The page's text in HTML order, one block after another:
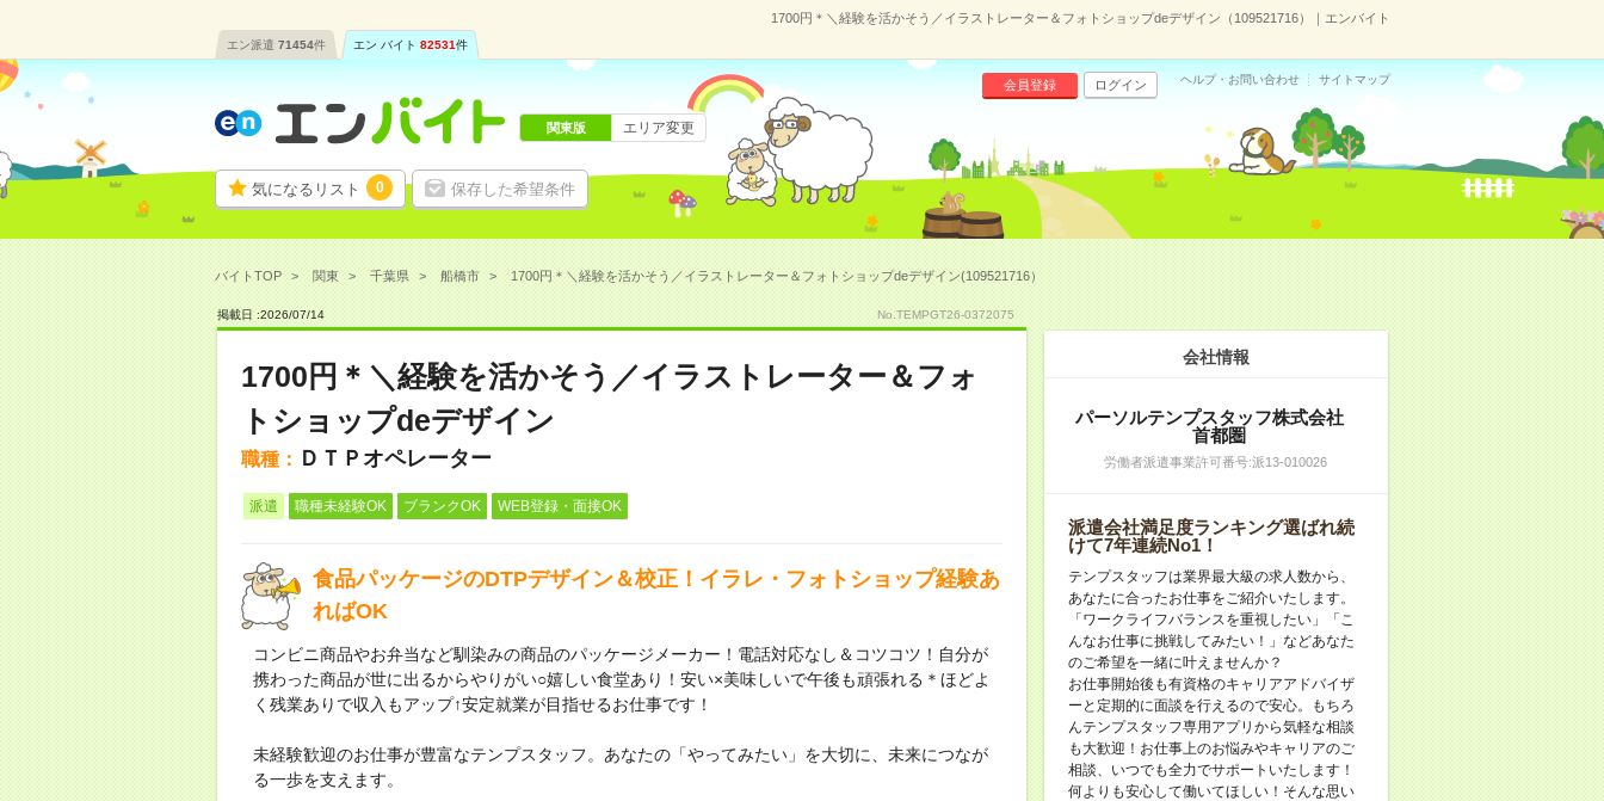
1700円＊＼経験を活かそう／イラストレーター＆フォトショップdeデザイン（109521716）｜エンバイト
エン派遣 71454件 エン バイト 82531件
気になるリスト 0 保存した希望条件
会員登録 ログイン ヘルプ・お問い合わせ サイトマップ
関東版 エリア変更
バイトTOP 関東 千葉県 船橋市 1700円＊＼経験を活かそう／イラストレーター＆フォトショップdeデザイン(109521716）
掲載日 :2026/07/14 No.TEMPGT26-0372075
1700円＊＼経験を活かそう／イラストレーター＆フォ
トショップdeデザイン
職種： ＤＴＰオペレーター
派遣 職種未経験OK ブランクOK WEB登録・面接OK
食品パッケージのDTPデザイン＆校正！イラレ・フォトショップ経験あ
ればOK
コンビニ商品やお弁当など馴染みの商品のパッケージメーカー！電話対応なし＆コツコツ！自分が
携わった商品が世に出るからやりがい○嬉しい食堂あり！安い×美味しいで午後も頑張れる＊ほどよ
く残業ありで収入もアップ↑安定就業が目指せるお仕事です！
未経験歓迎のお仕事が豊富なテンプスタッフ。あなたの「やってみたい」を大切に、未来につなが
る一歩を支えます。
会社情報
パーソルテンプスタッフ株式会社
首都圏
労働者派遣事業許可番号:派13-010026
派遣会社満足度ランキング選ばれ続
けて7年連続No1！
テンプスタッフは業界最大級の求人数から、
あなたに合ったお仕事をご紹介いたします。
「ワークライフバランスを重視したい」「こ
んなお仕事に挑戦してみたい！」などあなた
のご希望を一緒に叶えませんか？
お仕事開始後も有資格のキャリアアドバイザ
ーと定期的に面談を行えるので安心。もちろ
んテンプスタッフ専用アプリから気軽な相談
も大歓迎！お仕事上のお悩みやキャリアのご
相談、いつでも全力でサポートいたします！
何よりも安心して働いてほしい！そんな思い